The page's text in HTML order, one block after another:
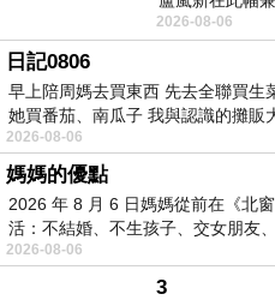
中，以沈靜的
2026-08-06
日記0806
早上陪周媽去買東西 先去全聯買生
她買番茄、南瓜子 我與認識的攤販
2026-08-06
媽媽的優點
2026 年 8 月 6 日媽媽從前在《北
活：不結婚、不生孩子、交女朋友
湖⋯⋯，
2026-08-06
3